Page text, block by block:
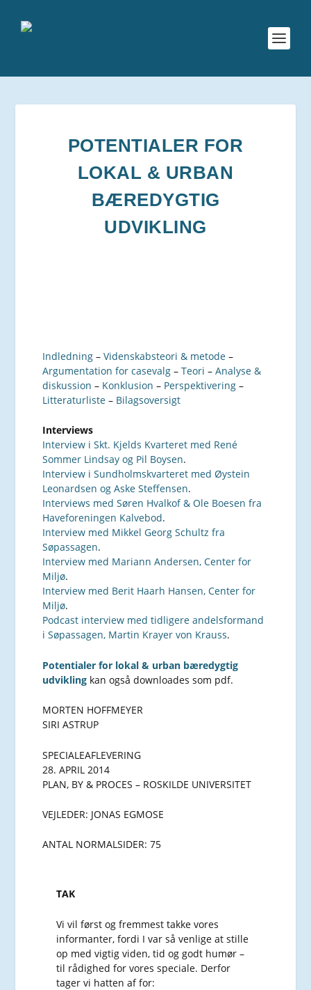
POTENTIALER FOR
LOKAL & URBAN
BÆREDYGTIG
UDVIKLING
Indledning– Videnskabsteori & metode–
Argumentation for casevalg– Teori – Analyse &
diskussion – Konklusion – Perspektivering–
Litteraturliste– Bilagsoversigt
Interviews
Interview i Skt. Kjelds Kvarteret med René
Sommer Lindsay og Pil Boysen.
Interview i Sundholmskvarteret med Øystein
Leonardsen og Aske Steffensen.
Interviews med Søren Hvalkof & Ole Boesen fra
Haveforeningen Kalvebod.
Interview med Mikkel Georg Schultz fra
Søpassagen.
Interview med Mariann Andersen, Center for
Miljø.
Interview med Berit Haarh Hansen, Center for
Miljø.
Podcast interview med tidligere andelsformand
i Søpassagen, Martin Krayer von Krauss.
Potentialer for lokal & urban bæredygtig
udviklingkan også downloades som pdf.
MORTEN HOFFMEYER
SIRI ASTRUP
SPECIALEAFLEVERING
28. APRIL 2014
PLAN, BY & PROCES – ROSKILDE UNIVERSITET
VEJLEDER: JONAS EGMOSE
ANTAL NORMALSIDER: 75
TAK
Vi vil først og fremmest takke vores
informanter, fordi I var så venlige at stille
op med vigtig viden, tid og godt humør –
til rådighed for vores speciale. Derfor
tager vi hatten af for: